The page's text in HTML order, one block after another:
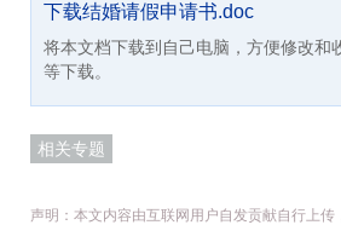
下载结婚请假申请书.doc
将本文档下载到自己电脑，方便修改和
等下载。
相关专题
声明：本文内容由互联网用户自发贡献自行上